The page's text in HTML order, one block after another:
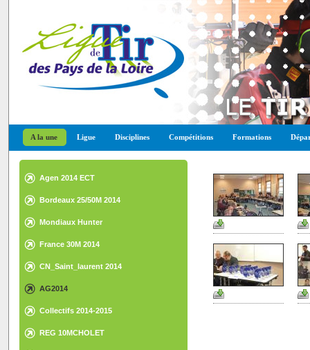
A la une Ligue Disciplines Compétitions Formations
Agen 2014 ECT
Bordeaux 25/50M 2014
Mondiaux Hunter
France 30M 2014
CN_Saint_laurent 2014
AG2014
Collectifs 2014-2015
REG 10MCHOLET